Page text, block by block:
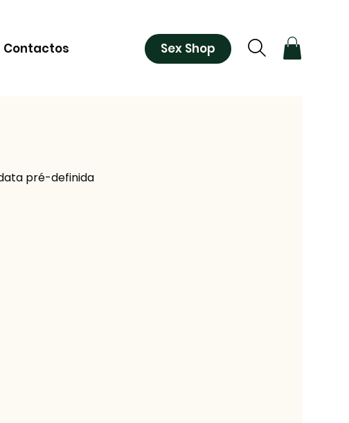
Contactos Sex Shop
pré-definida